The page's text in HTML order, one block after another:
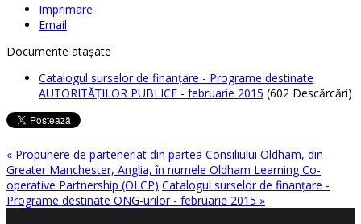
Imprimare
Email
Documente ataşate
Catalogul surselor de finanţare - Programe destinate
AUTORITĂŢILOR PUBLICE - februarie 2015 (602 Descărcări)
« Propunere de parteneriat din partea Consiliului Oldham, din
Greater Manchester, Anglia, în numele Oldham Learning Co-
operative Partnership (OLCP) Catalogul surselor de finanţare -
Programe destinate ONG-urilor - februarie 2015 »